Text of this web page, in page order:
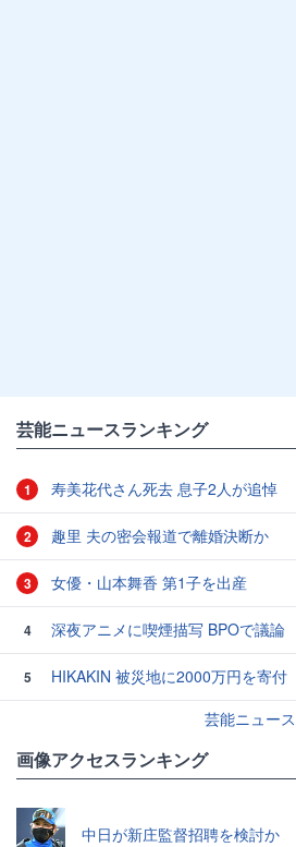
芸能ニュースランキング
1 寿美花代さん死去 息子2人が追悼
2 趣里 夫の密会報道で離婚決断か
3 女優・山本舞香 第1子を出産
4 深夜アニメに喫煙描写 BPOで議論
5
HIKAKIN 被災地に2000万円を寄付
芸能ニュー
画像アクセスランキング
中日が新庄監督招聘を検討か